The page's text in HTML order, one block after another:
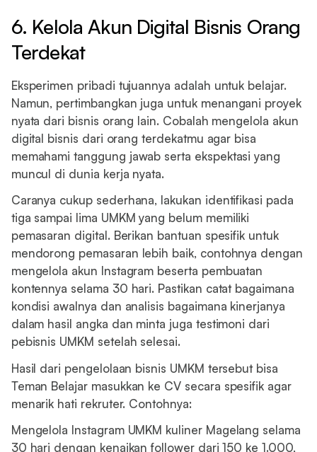
6. Kelola Akun Digital Bisnis Orang
Terdekat
Eksperimen pribadi tujuannya adalah untuk belajar.
Namun, pertimbangkan juga untuk menangani proyek
nyata dari bisnis orang lain. Cobalah mengelola akun
digital bisnis dari orang terdekatmu agar bisa
memahami tanggung jawab serta ekspektasi yang
muncul di dunia kerja nyata.
Caranya cukup sederhana, lakukan identifikasi pada
tiga sampai lima UMKM yang belum memiliki
pemasaran digital. Berikan bantuan spesifik untuk
mendorong pemasaran lebih baik, contohnya dengan
mengelola akun Instagram beserta pembuatan
kontennya selama 30 hari. Pastikan catat bagaimana
kondisi awalnya dan analisis bagaimana kinerjanya
dalam hasil angka dan minta juga testimoni dari
pebisnis UMKM setelah selesai.
Hasil dari pengelolaan bisnis UMKM tersebut bisa
Teman Belajar masukkan ke CV secara spesifik agar
menarik hati rekruter. Contohnya:
Mengelola Instagram UMKM kuliner Magelang selama
30 hari dengan kenaikan follower dari 150 ke 1.000,